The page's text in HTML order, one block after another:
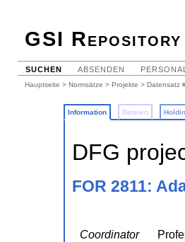
GSI Repository
SUCHEN ABSENDEN
Hauptseite > Normsätze > Projekte > Datensatz
Information Dateien
DFG
FOR 2811:
Coordinator